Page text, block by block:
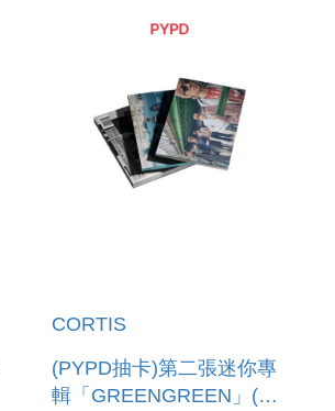
CORTIS
(PYPD抽卡)第二張迷你專
輯「GREENGREEN」(韓